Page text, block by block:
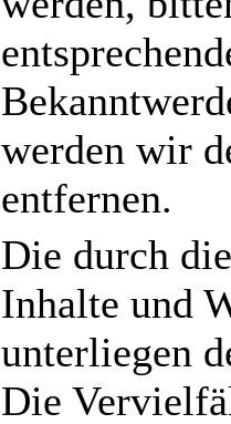
werden wir
entfernen.
Die durch
Inhalte und
unterliegen
Die